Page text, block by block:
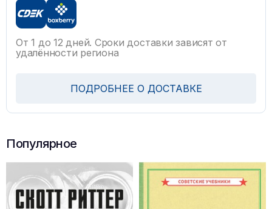
От 1 до 12 дней. Сроки доставки зависят от
удалённости региона
ПОДРОБНЕЕ О ДОСТАВКЕ
Популярное